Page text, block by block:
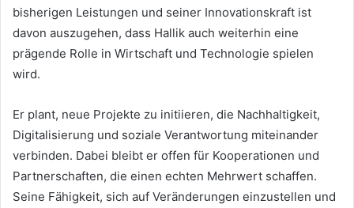
bisherigen Leistungen und seiner Innovationskraft ist
davon auszugehen, dass Hallik auch weiterhin eine
prägende Rolle in Wirtschaft und Technologie spielen
wird.
Er plant, neue Projekte zu initiieren, die Nachhaltigkeit,
Digitalisierung und soziale Verantwortung miteinander
verbinden. Dabei bleibt er offen für Kooperationen und
Partnerschaften, die einen echten Mehrwert schaffen.
Seine Fähigkeit, sich auf Veränderungen einzustellen und